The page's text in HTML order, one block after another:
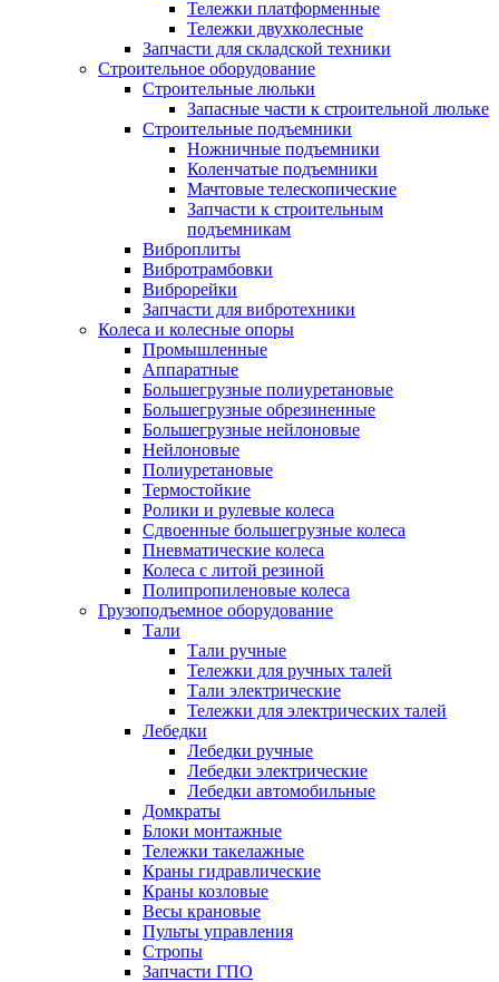
Тележки платформенные
Тележки двухколесные
Запчасти для складской техники
Строительное оборудование
Строительные люльки
Запасные части к строительной люльке
Строительные подъемники
Ножничные подъемники
Коленчатые подъемники
Мачтовые телескопические
Запчасти к строительным
подъемникам
Виброплиты
Вибротрамбовки
Виброрейки
Запчасти для вибротехники
Колеса и колесные опоры
Промышленные
Аппаратные
Большегрузные полиуретановые
Большегрузные обрезиненные
Большегрузные нейлоновые
Нейлоновые
Полиуретановые
Термостойкие
Ролики и рулевые колеса
Сдвоенные большегрузные колеса
Пневматические колеса
Колеса с литой резиной
Полипропиленовые колеса
Грузоподъемное оборудование
Тали
Тали ручные
Тележки для ручных талей
Тали электрические
Тележки для электрических талей
Лебедки
Лебедки ручные
Лебедки электрические
Лебедки автомобильные
Домкраты
Блоки монтажные
Тележки такелажные
Краны гидравлические
Краны козловые
Весы крановые
Пульты управления
Стропы
Запчасти ГПО